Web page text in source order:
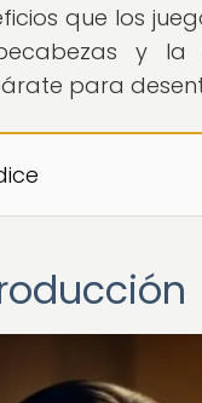
que los
y la
para